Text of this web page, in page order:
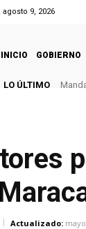
9, 2026
INICIO GOBIERNO
LO ÚLTIMO
Actualizado: